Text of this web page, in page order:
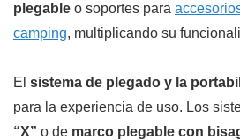
plegable o soportes para
camping, multiplicando su
El sistema de plegado y la
para la experiencia de uso. Los
“X” o de marco plegable con